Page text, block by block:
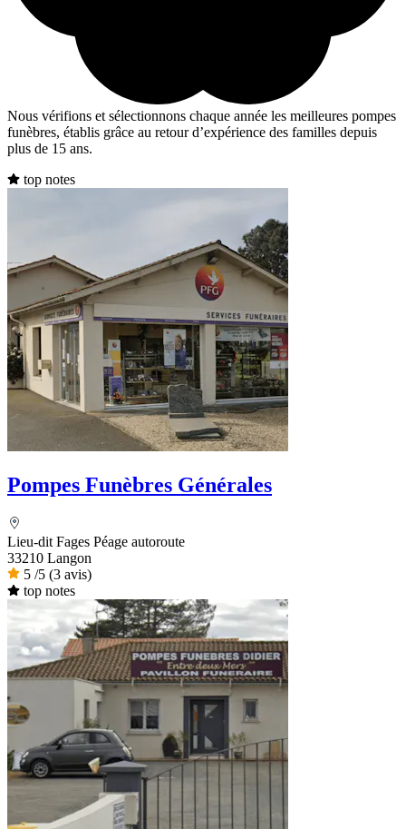
Nous vérifions et sélectionnons chaque année les meilleures pompes
funèbres, établis grâce au retour d’expérience des familles depuis
plus de 15 ans.
top notes
Pompes Funèbres Générales
Lieu-dit Fages Péage autoroute
33210 Langon
5 /5 (3 avis)
top notes